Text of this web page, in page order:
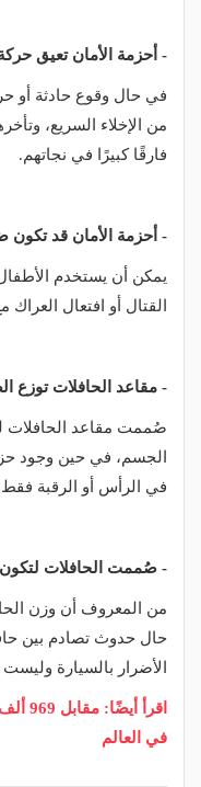
- أحزمة الأمان تعيق
في حال وقوع حادثة أو
من الإخلاء السريع،
فارقًا كبيرًا في نجاتهم.
- أحزمة الأمان قد تكون
يمكن أن يستخدم الأطفال
القتال أو افتعال
- مقاعد الحافلات توزع
صُممت مقاعد الحافلات
الجسم، في حين وجود
في الرأس أو الرقبة
- صُممت الحافلات لتكون
من المعروف أن وزن
حال حدوث تصادم بين
الأضرار بالسيارة وليست
في العالم